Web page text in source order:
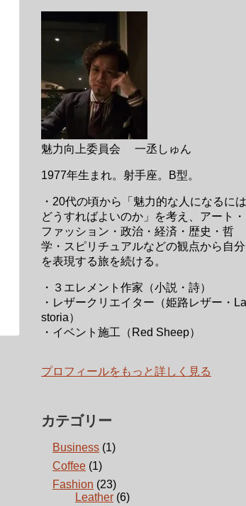
魅力向上委員会 一丞しゅん
1977年生まれ。射手座。B型。
・20代の頃から「魅力的な人になるには
どうすればよいのか」を考え、アート・
ファッション・政治・経済・歴史・哲
学・スピリチュアルなどの観点から自分
を表現する旅を続ける。
・３エレメント作家（小説・詩）
・レザークリエイター（姫路レザー・La
storia）
・イベント施工（Red Sheep）
プロフィールをもっと詳しく見る
カテゴリー
Business (1)
Coffee (1)
Fashion (23)
Leather (6)